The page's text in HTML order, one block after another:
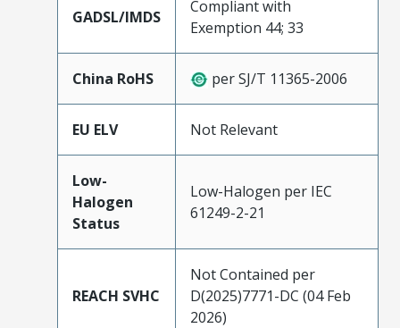
GADSL/IMDS
Compliant with
Exemption 44; 33
China RoHS per SJ/T 11365-2006
EU ELV Not Relevant
Low-
Halogen
Status
Low-Halogen per IEC
61249-2-21
REACH SVHC
Not Contained per
D(2025)7771-DC (04 Feb
2026)